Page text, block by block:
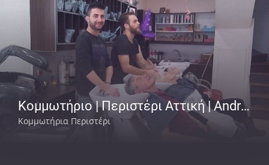
Κομμωτήριο | Περιστέρι Αττική | Andrew
Κομμωτήρια Περιστέρι